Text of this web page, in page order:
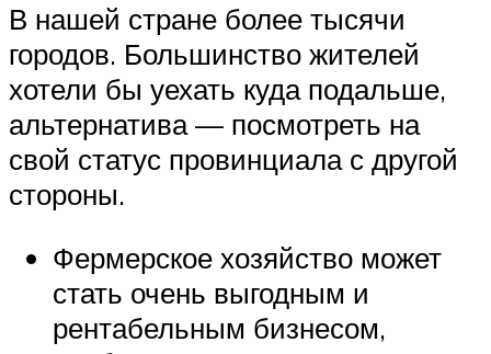
В нашей стране более тысячи
городов. Большинство жителей
хотели бы уехать куда подальше,
альтернатива — посмотреть на
свой статус провинциала с другой
стороны.
Фермерское хозяйство может
стать очень выгодным и
рентабельным бизнесом,